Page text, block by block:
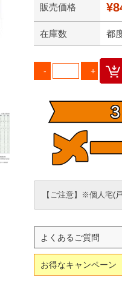
販売価格
在庫数 都
【ご注意】※個人宅(
よくあるご質問
お得なキャンペーン